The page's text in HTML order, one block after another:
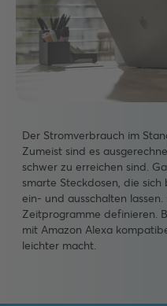
Der Stromverbrauch im
Zumeist sind es
schwer zu erreichen sind.
smarte Steckdosen, die
ein- und ausschalten
Zeitprogramme definieren.
mit Amazon Alexa
leichter macht.